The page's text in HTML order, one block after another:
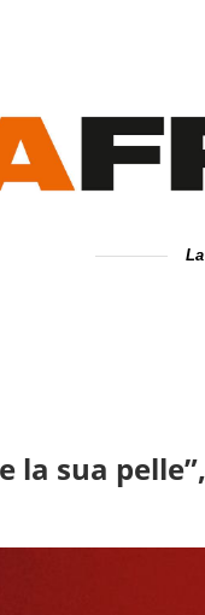
la sua